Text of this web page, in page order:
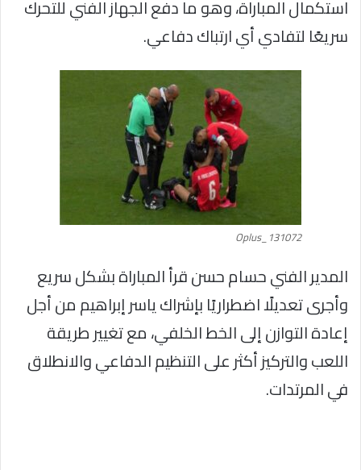
استكمال المباراة، وهو ما دفع الجهاز الفني للتحرك
سريعًا لتفادي أي ارتباك دفاعي.
Oplus_131072
المدير الفني حسام حسن قرأ المباراة بشكل سريع
وأجرى تعديلًا اضطراريًا بإشراك ياسر إبراهيم من أجل
إعادة التوازن إلى الخط الخلفي، مع تغيير طريقة
اللعب والتركيز أكثر على التنظيم الدفاعي والانطلاق
في المرتدات.